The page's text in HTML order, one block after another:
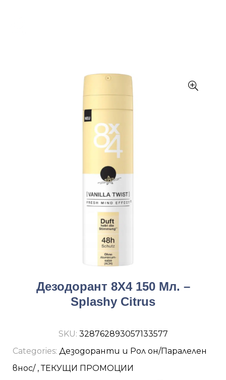
Дезодорант 8Х4 150 Мл. –
Splashy Citrus
SKU: 328762893057133577
Categories: Дезодоранти и Рол он/Паралелен
внос/,ТЕКУЩИ ПРОМОЦИИ